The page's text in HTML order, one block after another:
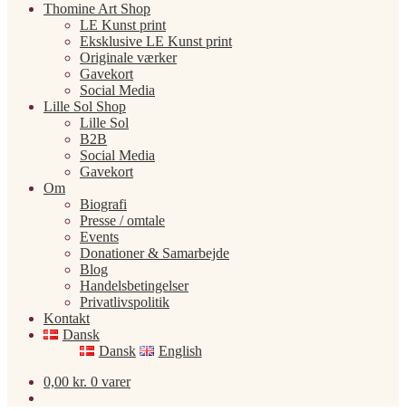
Thomine Art Shop
LE Kunst print
Eksklusive LE Kunst print
Originale værker
Gavekort
Social Media
Lille Sol Shop
Lille Sol
B2B
Social Media
Gavekort
Om
Biografi
Presse / omtale
Events
Donationer & Samarbejde
Blog
Handelsbetingelser
Privatlivspolitik
Kontakt
Dansk
Dansk
English
0,00 kr. 0 varer